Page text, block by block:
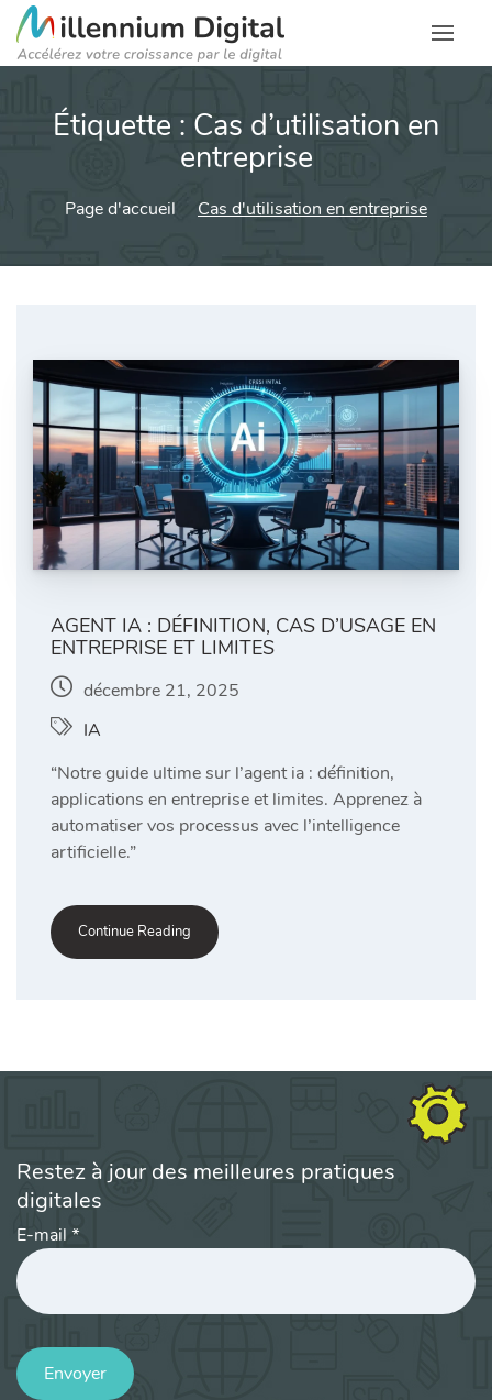
Étiquette : Cas d’utilisation en
entreprise
Page d'accueil Cas d'utilisation en entreprise
AGENT IA : DÉFINITION, CAS D’USAGE EN
ENTREPRISE ET LIMITES
décembre 21, 2025
IA
“Notre guide ultime sur l’agent ia : définition,
applications en entreprise et limites. Apprenez à
automatiser vos processus avec l’intelligence
artificielle.”
Continue Reading
Restez à jour des meilleures pratiques
digitales
E-mail *
Envoyer